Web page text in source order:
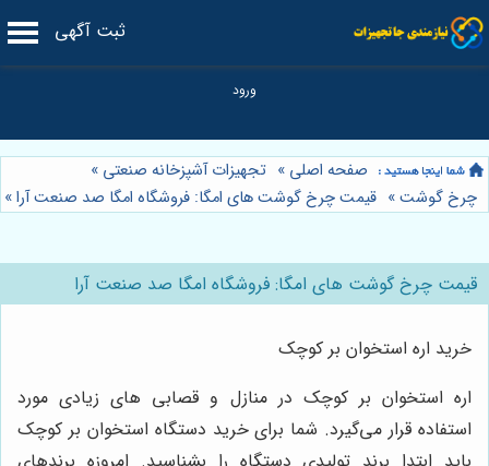
ثبت آگهی
صفحه اصلی » تجهیزات آشپزخانه صنعتی »
چرخ گوشت» قیمت چرخ گوشت های امگا: فروشگاه امگا صد صنعت آرا»
قیمت چرخ گوشت های امگا: فروشگاه امگا صد صنعت آرا
خرید اره استخوان بر کوچک
اره استخوان بر کوچک در منازل و قصابی‌ های زیادی مورد
استفاده قرار می‌گیرد. شما برای خرید دستگاه استخوان بر کوچک